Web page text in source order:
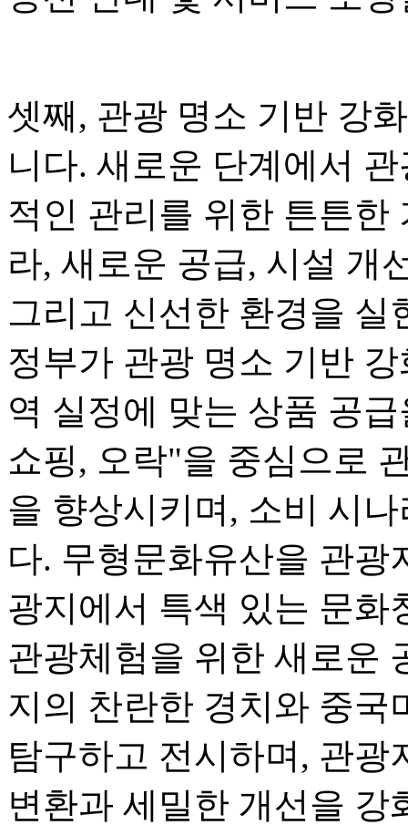
셋째, 관광 명소 기반 강
니다. 새로운 단계에서
적인 관리를 위한 튼튼한
라, 새로운 공급, 시설 개
그리고 신선한 환경을
정부가 관광 명소 기반
역 실정에 맞는 상품 공
쇼핑, 오락"을 중심으로
을 향상시키며, 소비 시
다. 무형문화유산을 관광
광지에서 특색 있는 문화
관광체험을 위한 새로운
지의 찬란한 경치와 중국
탐구하고 전시하며, 관
변환과 세밀한 개선을